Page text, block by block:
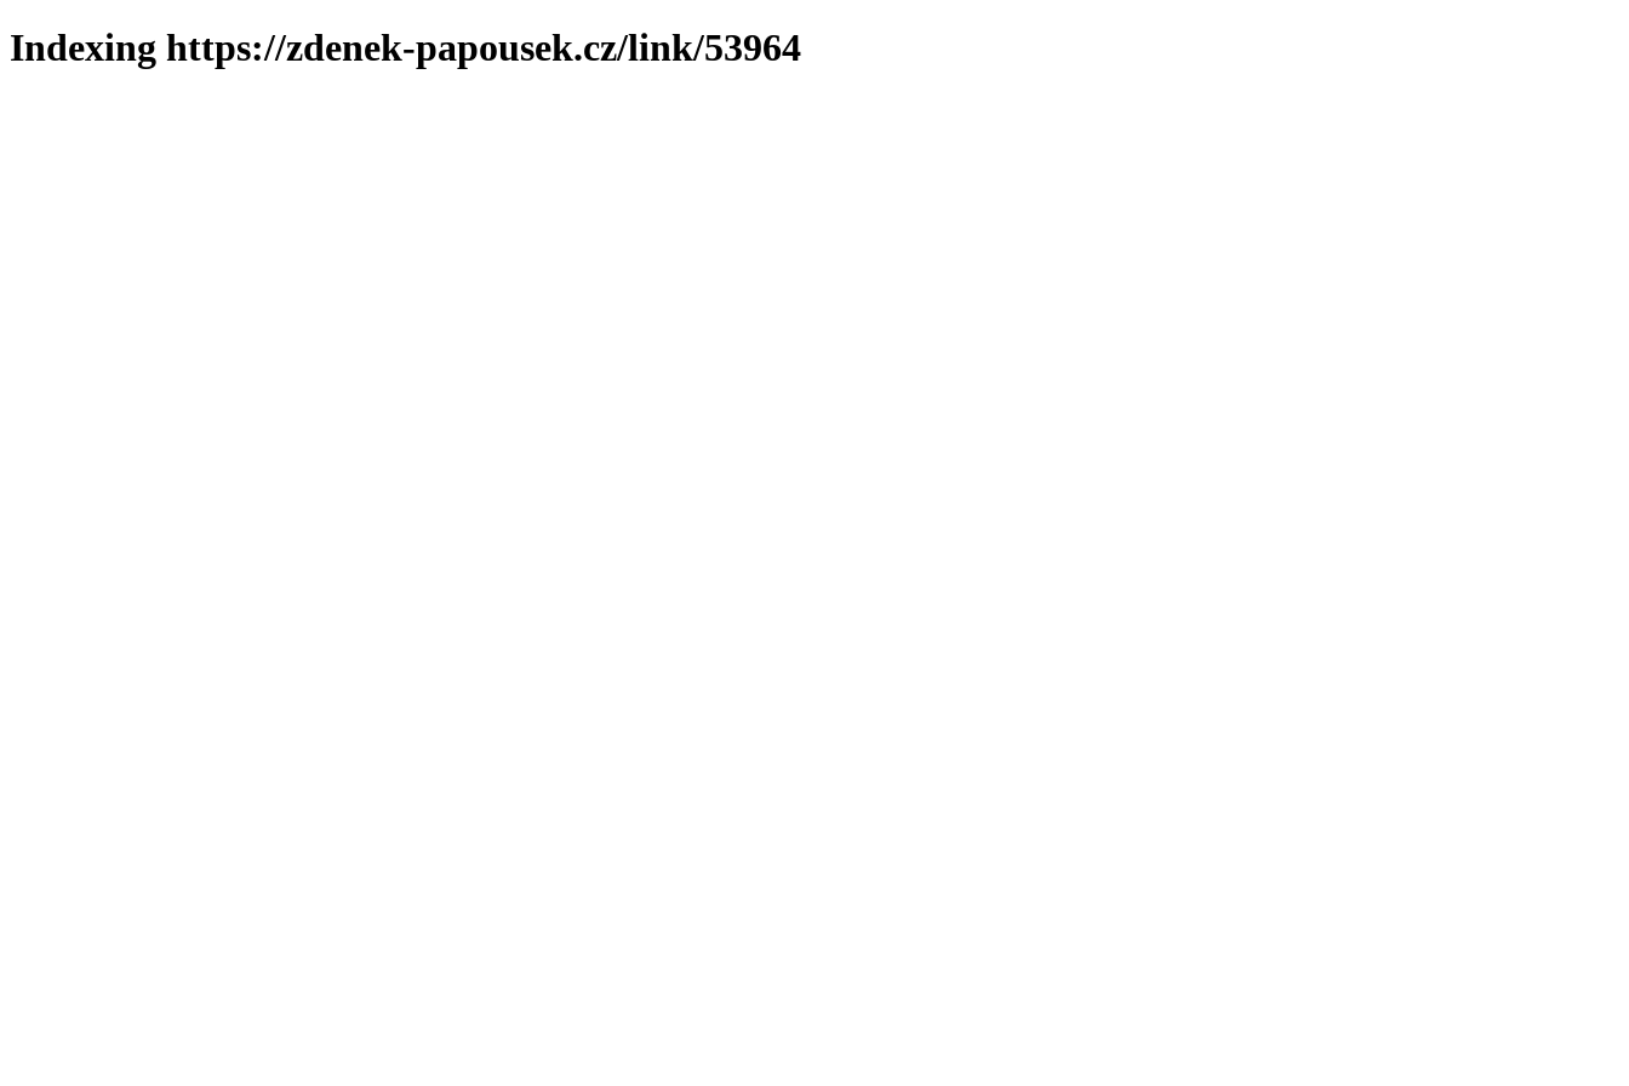
Indexing https://zdenek-papousek.cz/link/53964